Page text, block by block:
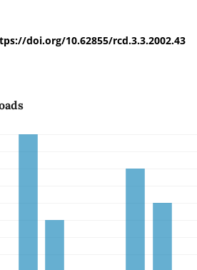
doi.org/10.62855/rcd.3.3.2002.43